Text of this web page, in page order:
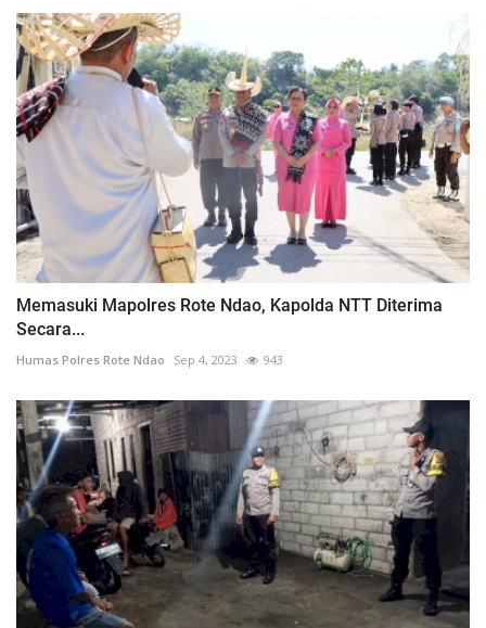
Memasuki Mapolres Rote Ndao, Kapolda NTT Diterima
Secara...
Humas Polres Rote Ndao Sep 4, 2023 943